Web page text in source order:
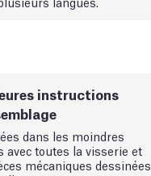
instructions
dans les moindres
avec toutes la visserie et
mécaniques dessinées